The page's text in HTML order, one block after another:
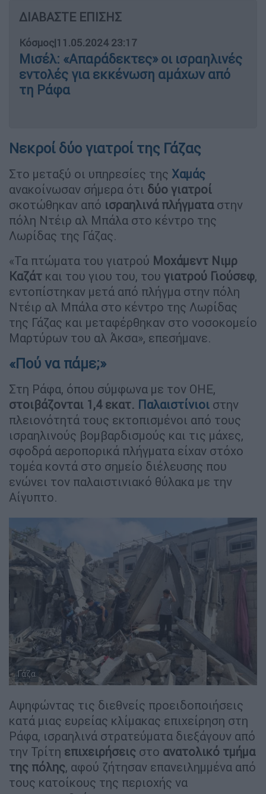
ΔΙΑΒΑΣΤΕ ΕΠΙΣΗΣ
Κόσμος|11.05.2024 23:17
Μισέλ: «Απαράδεκτες» οι ισραηλινές
εντολές για εκκένωση αμάχων από
τη Ράφα
Νεκροί δύο γιατροί της Γάζας
Στο μεταξύ οι υπηρεσίες της Χαμάς
ανακοίνωσαν σήμερα ότι δύο γιατροί
σκοτώθηκαν από ισραηλινά πλήγματαστην
πόλη Ντέιρ αλ Μπάλα στο κέντρο της
Λωρίδας της Γάζας.
«Τα πτώματα του γιατρού Μοχάμεντ Νιμρ
Καζάτ και του γιου του, του γιατρού Γιούσεφ,
εντοπίστηκαν μετά από πλήγμα στην πόλη
Ντέιρ αλ Μπάλα στο κέντρο της Λωρίδας
της Γάζας και μεταφέρθηκαν στο νοσοκομείο
Μαρτύρων του αλ Άκσα», επεσήμανε.
«Πού να πάμε;»
Στη Ράφα, όπου σύμφωνα με τον ΟΗΕ,
στοιβάζονται 1,4 εκατ. Παλαιστίνιοι στην
πλειονότητά τους εκτοπισμένοι από τους
ισραηλινούς βομβαρδισμούς και τις μάχες,
σφοδρά αεροπορικά πλήγματα είχαν στόχο
τομέα κοντά στο σημείο διέλευσης που
ενώνει τον παλαιστινιακό θύλακα με την
Αίγυπτο.
Γάζα
Αψηφώντας τις διεθνείς προειδοποιήσεις
κατά μιας ευρείας κλίμακας επιχείρηση στη
Ράφα, ισραηλινά στρατεύματα διεξάγουν από
την Τρίτη επιχειρήσεις στο ανατολικό τμήμα
της πόλης, αφού ζήτησαν επανειλημμένα από
τους κατοίκους της περιοχής να